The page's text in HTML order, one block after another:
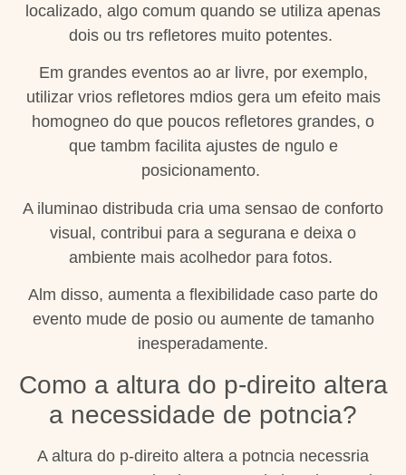
localizado, algo comum quando se utiliza apenas
dois ou trs refletores muito potentes.
Em grandes eventos ao ar livre, por exemplo,
utilizar vrios refletores mdios gera um efeito mais
homogneo do que poucos refletores grandes, o
que tambm facilita ajustes de ngulo e
posicionamento.
A iluminao distribuda cria uma sensao de conforto
visual, contribui para a segurana e deixa o
ambiente mais acolhedor para fotos.
Alm disso, aumenta a flexibilidade caso parte do
evento mude de posio ou aumente de tamanho
inesperadamente.
Como a altura do p-direito altera
a necessidade de potncia?
A altura do p-direito altera a potncia necessria